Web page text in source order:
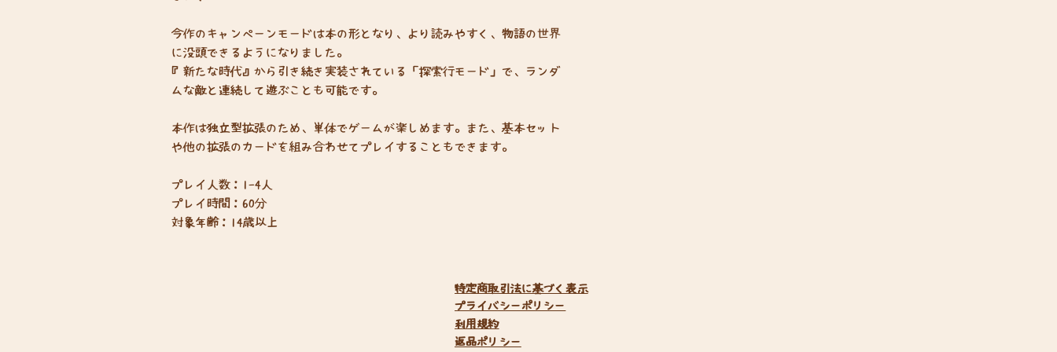
今作のキャンペーンモードは本の形となり、より読みやすく、物語の世界
に没頭できるようになりました。
『新たな時代』から引き続き実装されている「探索行モード」で、ランダ
ムな敵と連続して遊ぶことも可能です。
本作は独立型拡張のため、単体でゲームが楽しめます。また、基本セット
や他の拡張のカードを組み合わせてプレイすることもできます。
プレイ人数：1-4人
プレイ時間：60分
対象年齢：14歳以上
特定商取引法に基づく表示
​プライバシーポリシー
利用規約
返品ポリシー